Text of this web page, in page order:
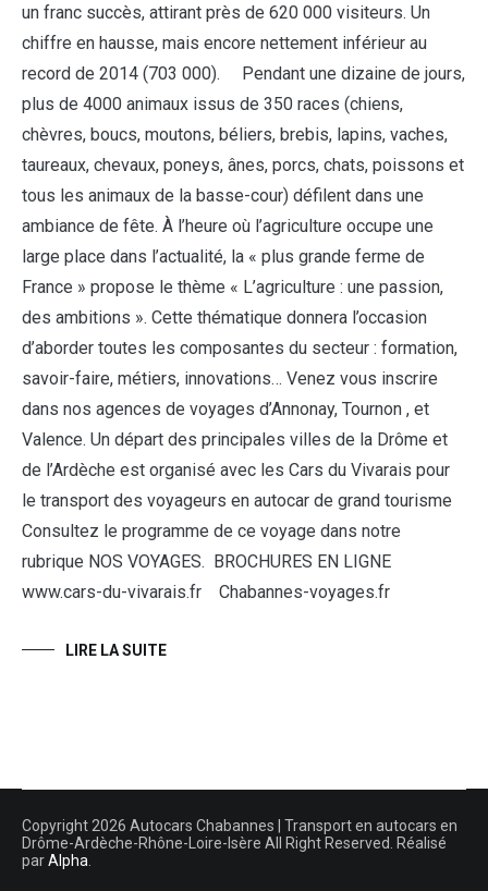
un franc succès, attirant près de 620 000 visiteurs. Un
chiffre en hausse, mais encore nettement inférieur au
record de 2014 (703 000). Pendant une dizaine de jours,
plus de 4000 animaux issus de 350 races (chiens,
chèvres, boucs, moutons, béliers, brebis, lapins, vaches,
taureaux, chevaux, poneys, ânes, porcs, chats, poissons et
tous les animaux de la basse-cour) défilent dans une
ambiance de fête. À l’heure où l’agriculture occupe une
large place dans l’actualité, la « plus grande ferme de
France » propose le thème « L’agriculture : une passion,
des ambitions ». Cette thématique donnera l’occasion
d’aborder toutes les composantes du secteur : formation,
savoir-faire, métiers, innovations… Venez vous inscrire
dans nos agences de voyages d’Annonay, Tournon , et
Valence. Un départ des principales villes de la Drôme et
de l’Ardèche est organisé avec les Cars du Vivarais pour
le transport des voyageurs en autocar de grand tourisme
Consultez le programme de ce voyage dans notre
rubrique NOS VOYAGES. BROCHURES EN LIGNE
www.cars-du-vivarais.fr Chabannes-voyages.fr
LIRE LA SUITE
Copyright 2026 Autocars Chabannes | Transport en autocars en
Drôme-Ardèche-Rhône-Loire-Isère All Right Reserved. Réalisé
parAlpha